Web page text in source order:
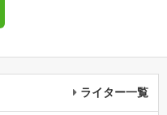
ライター一覧